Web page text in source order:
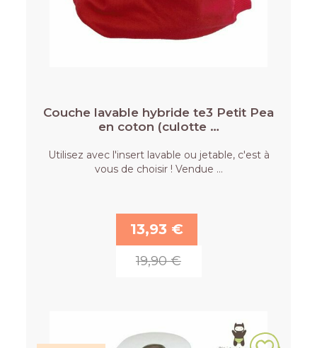
Couche lavable hybride te3 Petit Pea
en coton (culotte …
Utilisez avec l'insert lavable ou jetable, c'est à
vous de choisir ! Vendue …
13,93 €
19,90 €